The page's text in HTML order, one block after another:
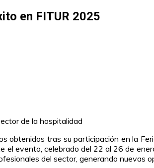
en FITUR 2025
de la hospitalidad
obtenidos tras su participación en la
evento, celebrado del 22 al 26 de
del sector, generando nuevas